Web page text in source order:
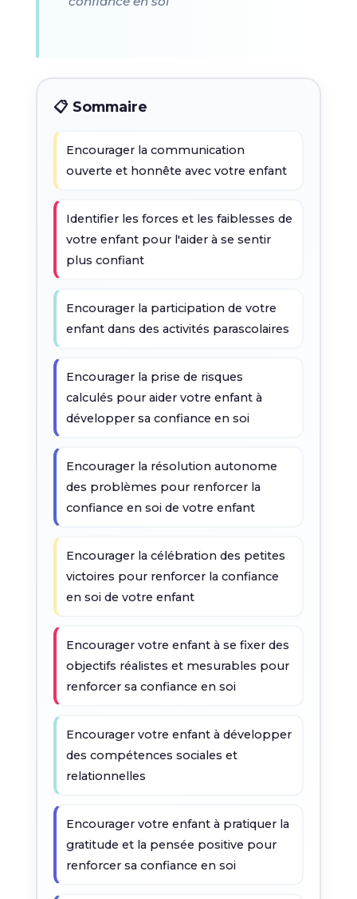
📋 Sommaire
Encourager la communication
ouverte et honnête avec votre enfant
Identifier les forces et les faiblesses de
votre enfant pour l'aider à se sentir
plus confiant
Encourager la participation de votre
enfant dans des activités parascolaires
Encourager la prise de risques
calculés pour aider votre enfant à
développer sa confiance en soi
Encourager la résolution autonome
des problèmes pour renforcer la
confiance en soi de votre enfant
Encourager la célébration des petites
victoires pour renforcer la confiance
en soi de votre enfant
Encourager votre enfant à se fixer des
objectifs réalistes et mesurables pour
renforcer sa confiance en soi
Encourager votre enfant à développer
des compétences sociales et
relationnelles
Encourager votre enfant à pratiquer la
gratitude et la pensée positive pour
renforcer sa confiance en soi